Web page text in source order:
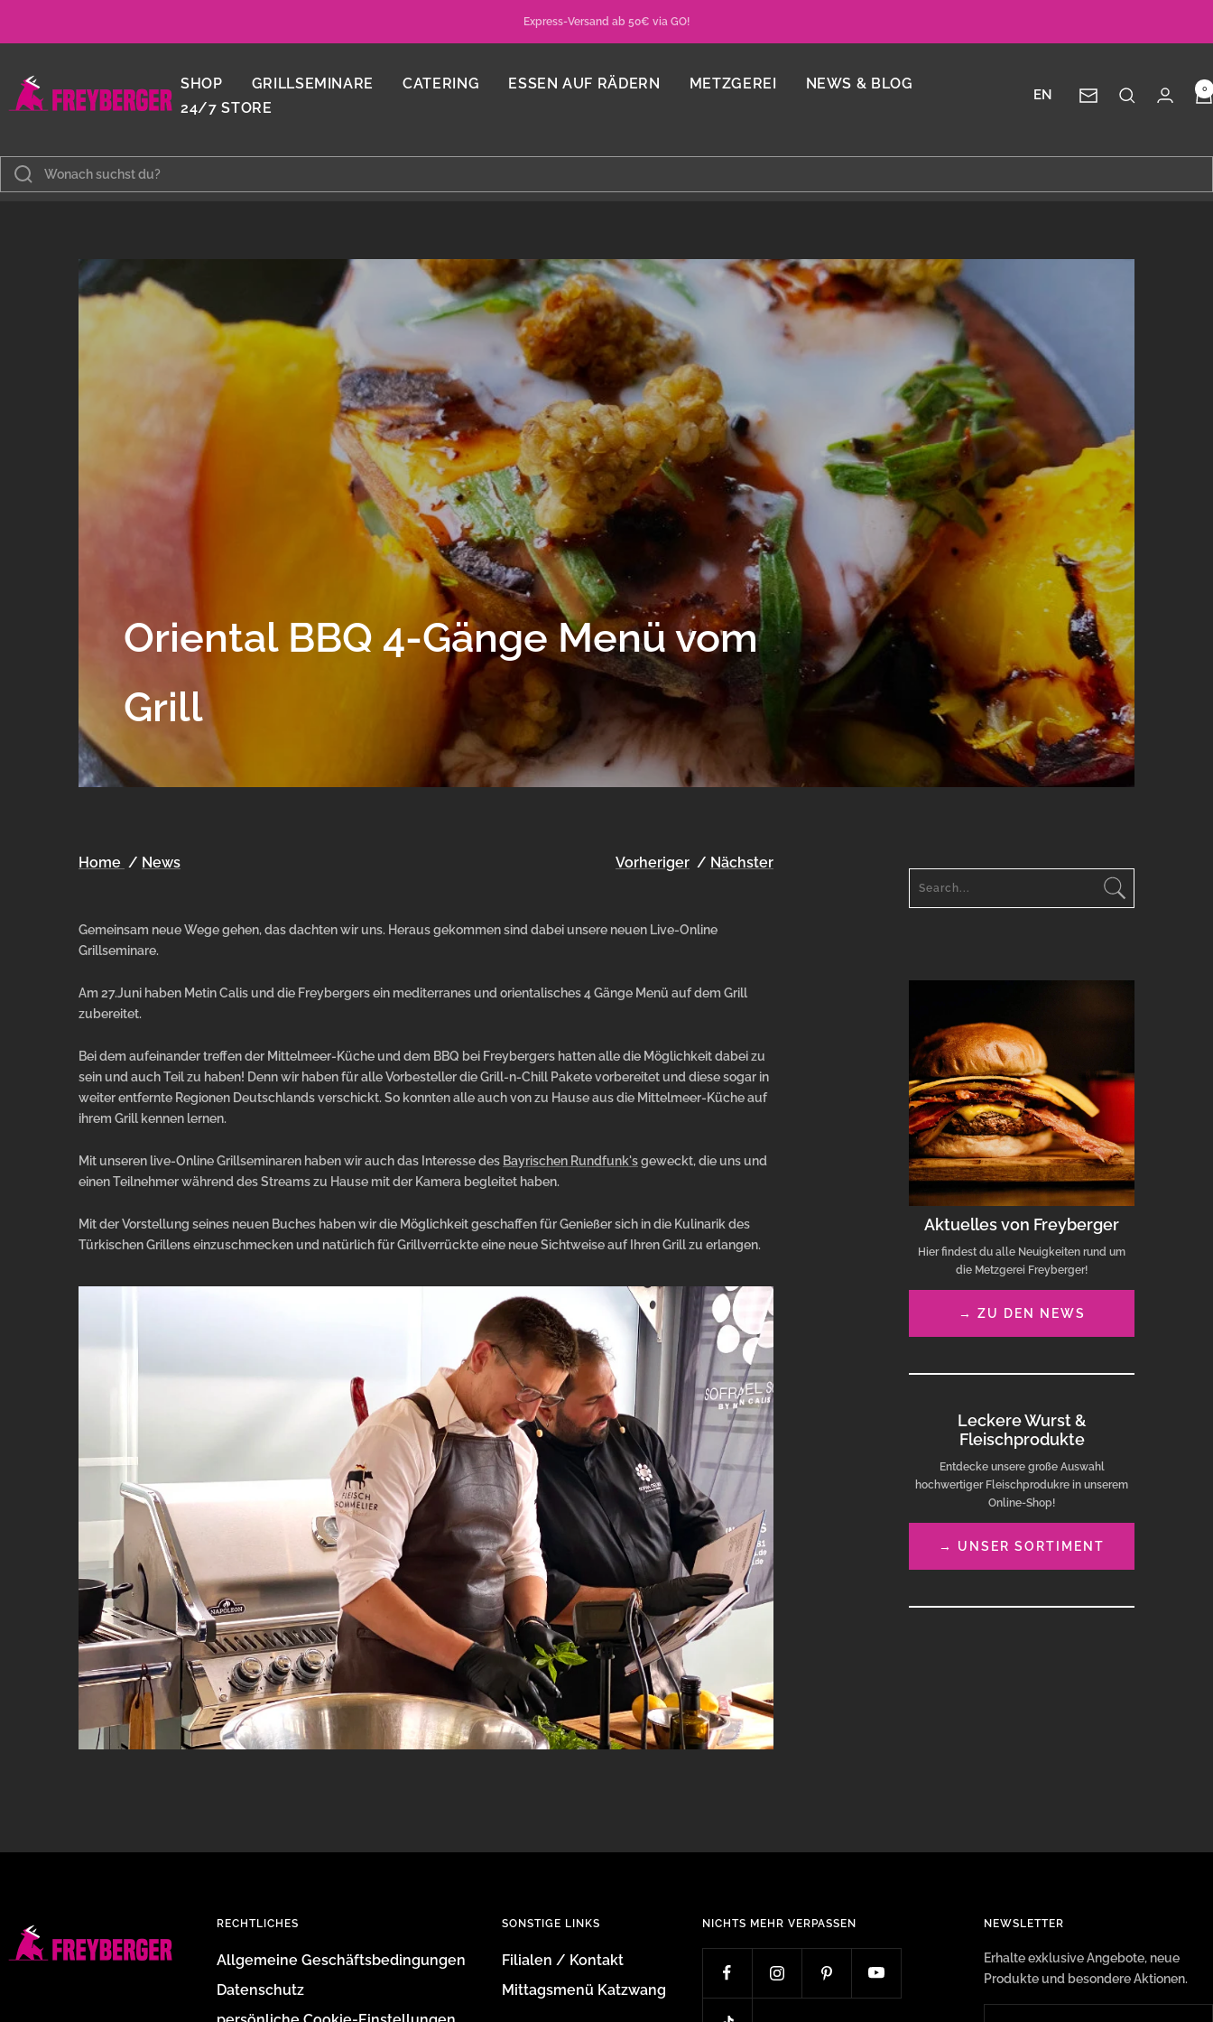
Express-Versand ab 50€ via GO!
SHOP GRILLSEMINARE CATERING ESSEN AUF RÄDERN METZGEREI
NEWS & BLOG
24/7 STORE
Metzgerei
Freyberger
EN Newsletter
0
Willkommen beim Freyberger!
Erhalte exklusive Angebote und Produktneuheiten
REGISTRIEREN
Oriental BBQ 4-Gänge Menü vom
Grill
Aktuelles von Freyberger
Hier findest du alle Neuigkeiten rund um
die Metzgerei Freyberger!
→ ZU DEN NEWS
Leckere Wurst &
Fleischprodukte
Entdecke unsere große Auswahl
hochwertiger Fleischprodukre in unserem
Online-Shop!
→ UNSER SORTIMENT
Home / News Vorheriger / Nächster
Gemeinsam neue Wege gehen, das dachten wir uns. Heraus gekommen sind dabei unsere neuen Live-Online
Grillseminare.
Am 27.Juni haben Metin Calis und die Freybergers ein mediterranes und orientalisches 4 Gänge Menü auf dem Grill
zubereitet.
Bei dem aufeinander treffen der Mittelmeer-Küche und dem BBQ bei Freybergers hatten alle die Möglichkeit dabei zu
sein und auch Teil zu haben! Denn wir haben für alle Vorbesteller die Grill-n-Chill Pakete vorbereitet und diese sogar in
weiter entfernte Regionen Deutschlands verschickt. So konnten alle auch von zu Hause aus die Mittelmeer-Küche auf
ihrem Grill kennen lernen.
Mit unseren live-Online Grillseminaren haben wir auch das Interesse des Bayrischen Rundfunk'sgeweckt, die uns und
einen Teilnehmer während des Streams zu Hause mit der Kamera begleitet haben.
Mit der Vorstellung seines neuen Buches haben wir die Möglichkeit geschaffen für Genießer sich in die Kulinarik des
Türkischen Grillens einzuschmecken und natürlich für Grillverrückte eine neue Sichtweise auf Ihren Grill zu erlangen.
RECHTLICHES
Allgemeine Geschäftsbedingungen
Datenschutz
SONSTIGE LINKS
Filialen / Kontakt
Mittagsmenü Katzwang
NICHTS MEHR VERPASSEN NEWSLETTER
Erhalte exklusive Angebote, neue
Produkte und besondere Aktionen.